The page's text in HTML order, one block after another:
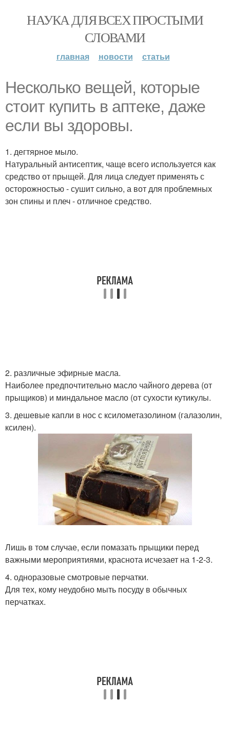
НАУКА ДЛЯ ВСЕХ ПРОСТЫМИ
СЛОВАМИ
главная новости статьи
Несколько вещей, которые
стоит купить в аптеке, даже
если вы здоровы.
1. дегтярное мыло.
Натуральный антисептик, чаще всего используется как
средство от прыщей. Для лица следует применять с
осторожностью - сушит сильно, а вот для проблемных
зон спины и плеч - отличное средство.
2. различные эфирные масла.
Наиболее предпочтительно масло чайного дерева (от
прыщиков) и миндальное масло (от сухости кутикулы.
3. дешевые капли в нос с ксилометазолином (галазолин,
ксилен).
Лишь в том случае, если помазать прыщики перед
важными мероприятиями, краснота исчезает на 1-2-3.
4. одноразовые смотровые перчатки.
Для тех, кому неудобно мыть посуду в обычных
перчатках.